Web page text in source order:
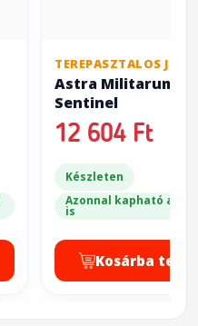
TEREPASZTALOS
Astra Militarum:
Sentinel
12 604 Ft
Készleten
Azonnal kapható a
is
Kosárba